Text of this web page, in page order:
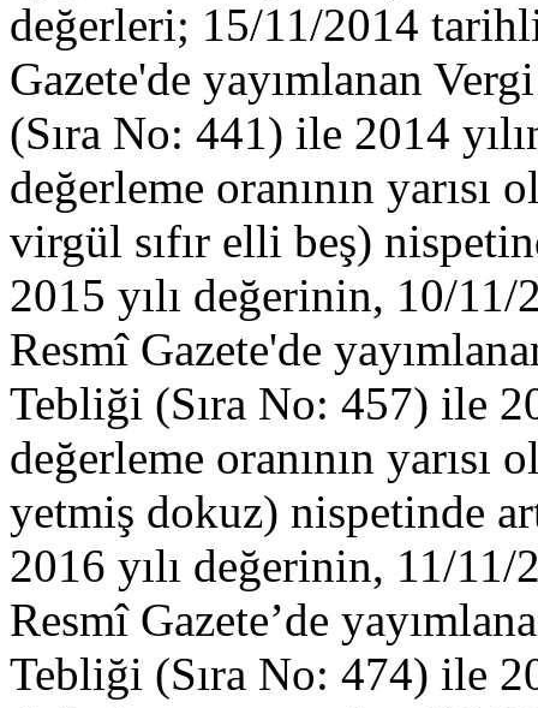
değerleri; 15/11/2014
Gazete'de yayımlanan
(Sıra No: 441) ile 2014
değerleme oranının
virgül sıfır elli beş)
2015 yılı değerinin, 10/
Resmî Gazete'de
Tebliği (Sıra No: 457) ile
değerleme oranının
yetmiş dokuz) nispetinde
2016 yılı değerinin, 11/
Resmî Gazete’de
Tebliği (Sıra No: 474) ile